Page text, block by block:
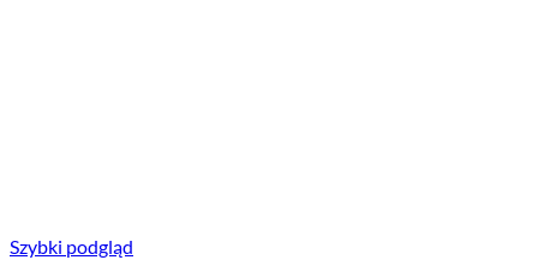
Szybki podgląd